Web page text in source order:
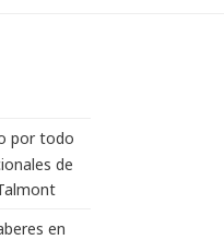
por todo
de
en